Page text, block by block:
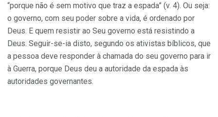
“porque não é sem motivo que traz a espada” (v. 4). Ou seja:
o governo, com seu poder sobre a vida, é ordenado por
Deus. E quem resistir ao Seu governo está resistindo a
Deus. Seguir-se-ia disto, segundo os ativistas bíblicos, que
a pessoa deve responder à chamada do seu governo para ir
à Guerra, porque Deus deu a autoridade da espada às
autoridades governantes.